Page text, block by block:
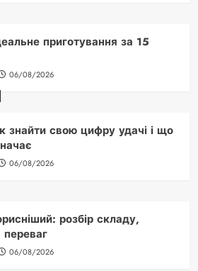
приготування за 15
06/08/2026
знайти свою цифру удачі і що
06/08/2026
розбір складу,
переваг
06/08/2026